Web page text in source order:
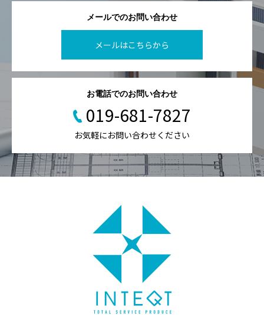
メールでのお問い合わせ
メールはこちらから
お電話でのお問い合わせ
019-681-7827
お気軽にお問い合わせください